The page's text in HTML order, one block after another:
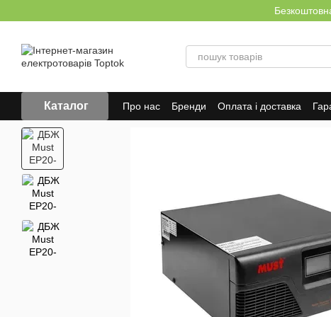
Каталог Про нас Бренди Оплата і доставка